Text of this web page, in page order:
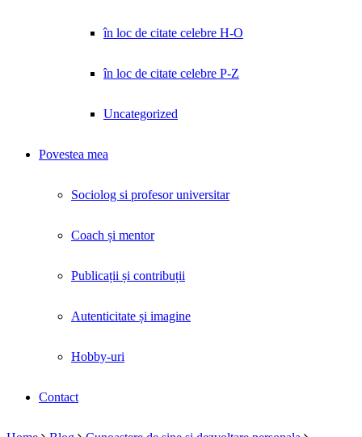
în loc de citate celebre H-O
în loc de citate celebre P-Z
Uncategorized
Povestea mea
Sociolog si profesor universitar
Coach și mentor
Publicații și contribuții
Autenticitate și imagine
Hobby-uri
Contact